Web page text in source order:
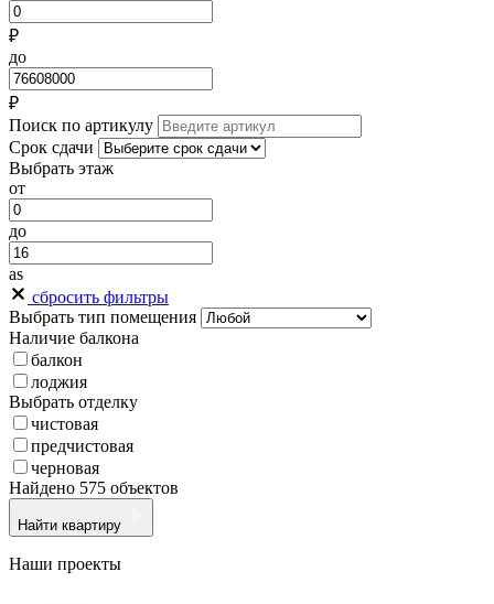
₽
до
₽
Поиск по артикулу
Срок сдачи
Выбрать этаж
от
до
as
сбросить фильтры
Выбрать тип помещения
Наличие балкона
балкон
лоджия
Выбрать отделку
чистовая
предчистовая
черновая
Найдено 575 объектов
Найти квартиру
Наши проекты